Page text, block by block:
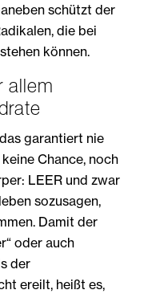
schützt der
die bei
können.
allem
garantiert nie
Chance, noch
LEER und zwar
sozusagen,
Damit der
oder auch
der
ereilt, heißt es,